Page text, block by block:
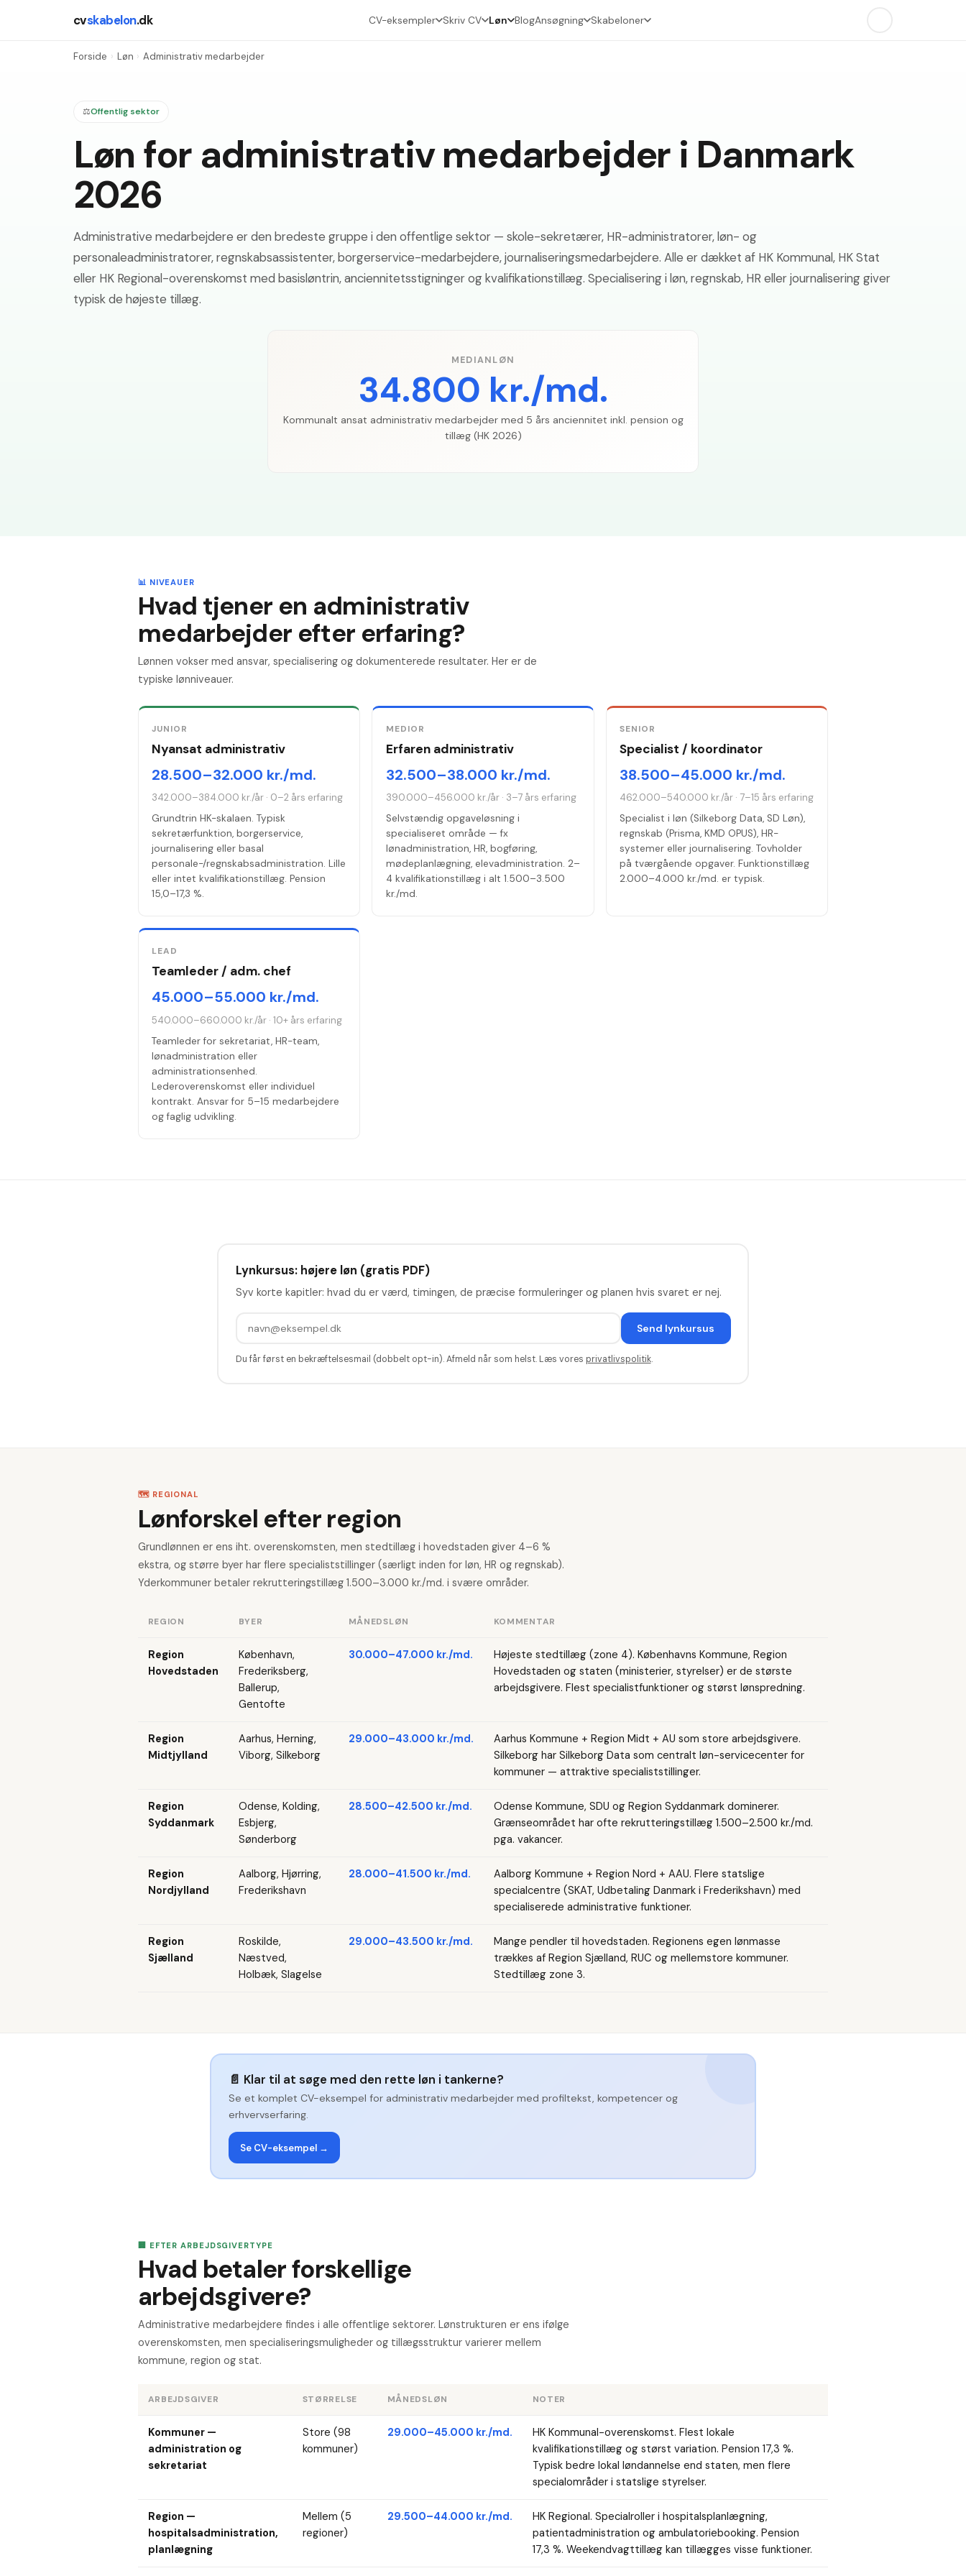
cvskabelon.dk CV-eksempler Skriv CV Løn BlogAnsøgning Skabeloner
Forside › Løn › Administrativ medarbejder
⚖️Offentlig sektor
Løn for administrativ medarbejder i Danmark
2026
Administrative medarbejdere er den bredeste gruppe i den offentlige sektor — skole-sekretærer, HR-administratorer, løn- og
personaleadministratorer, regnskabsassistenter, borgerservice-medarbejdere, journaliseringsmedarbejdere. Alle er dækket af HK Kommunal, HK Stat
eller HK Regional-overenskomst med basisløntrin, anciennitetsstigninger og kvalifikationstillæg. Specialisering i løn, regnskab, HR eller journalisering giver
typisk de højeste tillæg.
MEDIANLØN
34.800 kr./md.
Kommunalt ansat administrativ medarbejder med 5 års anciennitet inkl. pension og
tillæg (HK 2026)
📊 NIVEAUER
Hvad tjener en administrativ
medarbejder efter erfaring?
Lønnen vokser med ansvar, specialisering og dokumenterede resultater. Her er de
typiske lønniveauer.
JUNIOR
Nyansat administrativ
28.500–32.000 kr./md.
342.000–384.000 kr./år · 0–2 års erfaring
Grundtrin HK-skalaen. Typisk
sekretærfunktion, borgerservice,
journalisering eller basal
personale-/regnskabsadministration. Lille
eller intet kvalifikationstillæg. Pension
15,0–17,3 %.
MEDIOR
Erfaren administrativ
32.500–38.000 kr./md.
390.000–456.000 kr./år· 3–7 års erfaring
Selvstændig opgaveløsning i
specialiseret område — fx
lønadministration, HR, bogføring,
mødeplanlægning, elevadministration. 2–
4 kvalifikationstillæg i alt 1.500–3.500
kr./md.
SENIOR
Specialist / koordinator
38.500–45.000 kr./md.
462.000–540.000 kr./år · 7–15 års erfaring
Specialist i løn (Silkeborg Data, SD Løn),
regnskab (Prisma, KMD OPUS), HR-
systemer eller journalisering. Tovholder
på tværgående opgaver. Funktionstillæg
2.000–4.000 kr./md. er typisk.
LEAD
Teamleder / adm. chef
45.000–55.000 kr./md.
540.000–660.000 kr./år ·10+ års erfaring
Teamleder for sekretariat, HR-team,
lønadministration eller
administrationsenhed.
Lederoverenskomst eller individuel
kontrakt. Ansvar for 5–15 medarbejdere
og faglig udvikling.
Lynkursus: højere løn (gratis PDF)
Syv korte kapitler: hvad du er værd, timingen, de præcise formuleringer og planen hvis svaret er nej.
Send lynkursus
Du får først en bekræftelsesmail (dobbelt opt-in). Afmeld når som helst. Læs vores privatlivspolitik.
🗺️ REGIONAL
Lønforskel efter region
Grundlønnen er ens iht. overenskomsten, men stedtillæg i hovedstaden giver 4–6 %
ekstra, og større byer har flere specialiststillinger (særligt inden for løn, HR og regnskab).
Yderkommuner betaler rekrutteringstillæg 1.500–3.000 kr./md. i svære områder.
REGION BYER MÅNEDSLØN KOMMENTAR
Region
Hovedstaden
København,
Frederiksberg,
Ballerup,
Gentofte
30.000–47.000 kr./md.
Højeste stedtillæg (zone 4). Københavns Kommune, Region
Hovedstaden og staten (ministerier, styrelser) er de største
arbejdsgivere. Flest specialistfunktioner og størst lønspredning.
Region
Midtjylland
Aarhus, Herning,
Viborg, Silkeborg
29.000–43.000 kr./md.
Aarhus Kommune + Region Midt + AU som store arbejdsgivere.
Silkeborg har Silkeborg Data som centralt løn-servicecenter for
kommuner — attraktive specialiststillinger.
Region
Syddanmark
Odense, Kolding,
Esbjerg,
Sønderborg
28.500–42.500 kr./md.
Odense Kommune, SDU og Region Syddanmark dominerer.
Grænseområdet har ofte rekrutteringstillæg 1.500–2.500 kr./md.
pga. vakancer.
Region
Nordjylland
Aalborg, Hjørring,
Frederikshavn
28.000–41.500 kr./md.
Aalborg Kommune + Region Nord + AAU. Flere statslige
specialcentre (SKAT, Udbetaling Danmark i Frederikshavn) med
specialiserede administrative funktioner.
Region
Sjælland
Roskilde,
Næstved,
Holbæk, Slagelse
29.000–43.500 kr./md.
Mange pendler til hovedstaden. Regionens egen lønmasse
trækkes af Region Sjælland, RUC og mellemstore kommuner.
Stedtillæg zone 3.
📄 Klar til at søge med den rette løn i tankerne?
Se et komplet CV-eksempel for administrativ medarbejdermed profiltekst, kompetencer og
erhvervserfaring.
Se CV-eksempel →
🏢 EFTER ARBEJDSGIVERTYPE
Hvad betaler forskellige
arbejdsgivere?
Administrative medarbejdere findes i alle offentlige sektorer. Lønstrukturen er ens ifølge
overenskomsten, men specialiseringsmuligheder og tillægsstruktur varierer mellem
kommune, region og stat.
ARBEJDSGIVER STØRRELSE MÅNEDSLØN NOTER
Kommuner —
administration og
sekretariat
Store (98
kommuner)
29.000–45.000 kr./md.
HK Kommunal-overenskomst. Flest lokale
kvalifikationstillæg og størst variation. Pension 17,3 %.
Typisk bedre lokal løndannelse end staten, men flere
specialområder i statslige styrelser.
Region —
hospitalsadministration,
planlægning
Mellem (5
regioner)
29.500–44.000 kr./md.
HK Regional. Specialroller i hospitalsplanlægning,
patientadministration og ambulatoriebooking. Pension
17,3 %. Weekendvagttillæg kan tillægges visse funktioner.